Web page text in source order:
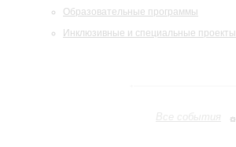
Образовательные программы
Инклюзивные и специальные проекты
Все события